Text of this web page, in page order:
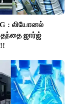
: லியோனல்
ஜார்ஜ்